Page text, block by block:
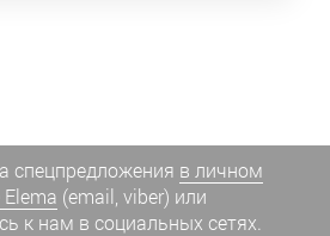
спецпредложения в личном
(email, viber) или
к нам в социальных сетях.